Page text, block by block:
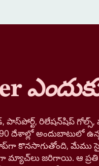
పాస్‌పోర్ట్, రిలేషన్‌షిప్
దేశాల్లో అందుబాటులో
కొనసాగుతోంది, మేము
మ్యాచ్‌లు జరిగాయి. ఆ